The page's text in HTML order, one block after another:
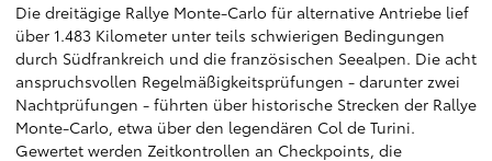
Die dreitägige Rallye Monte-Carlo für alternative Antriebe lief
über 1.483 Kilometer unter teils schwierigen Bedingungen
durch Südfrankreich und die französischen Seealpen. Die acht
anspruchsvollen Regelmäßigkeitsprüfungen - darunter zwei
Nachtprüfungen - führten über historische Strecken der Rallye
Monte-Carlo, etwa über den legendären Col de Turini.
Gewertet werden Zeitkontrollen an Checkpoints, die